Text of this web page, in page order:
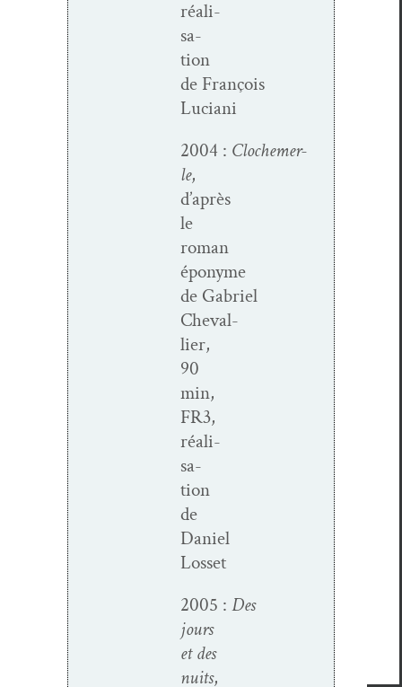
réal­i­
sa­
tion
de François
Luciani
2004 : Clochemer­
le,
d’après
le
roman
éponyme
de Gabriel
Cheval­
li­er,
90
min,
FR3,
réal­i­
sa­
tion
de
Daniel
Losset
2005 : Des
jours
et des
nuits,